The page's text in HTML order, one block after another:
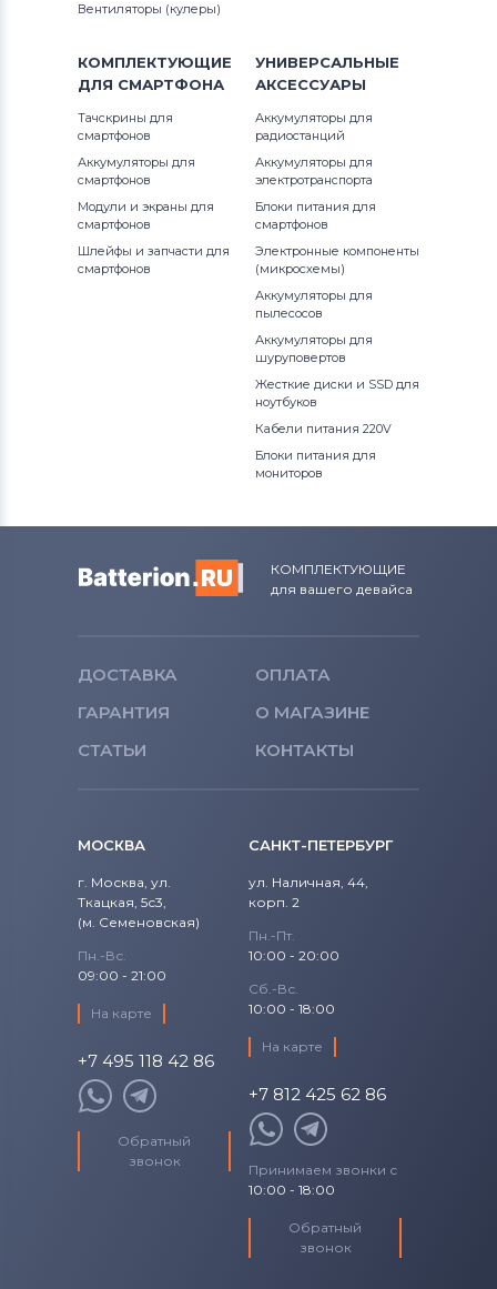
Вентиляторы (кулеры)
КОМПЛЕКТУЮЩИЕ
ДЛЯ СМАРТФОНА
Тачскрины для
смартфонов
Аккумуляторы для
смартфонов
Модули и экраны для
смартфонов
Шлейфы и запчасти для
смартфонов
УНИВЕРСАЛЬНЫЕ
АКСЕССУАРЫ
Аккумуляторы для
радиостанций
Аккумуляторы для
электротранспорта
Блоки питания для
смартфонов
Электронные компоненты
(микросхемы)
Аккумуляторы для
пылесосов
Аккумуляторы для
шуруповертов
Жесткие диски и SSD для
ноутбуков
Кабели питания 220V
Блоки питания для
мониторов
КОМПЛЕКТУЮЩИЕ
для вашего девайса
ДОСТАВКА
ОПЛАТА
ГАРАНТИЯ
О МАГАЗИНЕ
СТАТЬИ
КОНТАКТЫ
МОСКВА
г. Москва, ул.
Ткацкая, 5с3,
(м. Семеновская)
Пн.-Вс.
09:00 - 21:00
На карте
+7 495 118 42 86
Обратный
звонок
САНКТ-ПЕТЕРБУРГ
ул. Наличная, 44,
корп. 2
Пн.-Пт.
10:00 - 20:00
Сб.-Вс.
10:00 - 18:00
На карте
+7 812 425 62 86
Принимаем звонки с
10:00 - 18:00
Обратный
звонок